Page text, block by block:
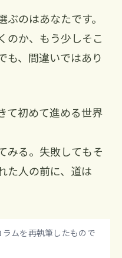
のはあなたです。
のか、もう少しそこ
も、間違いではあり
て初めて進める世界
みる。失敗してもそ
た人の前に、道は
ムを再執筆したもので